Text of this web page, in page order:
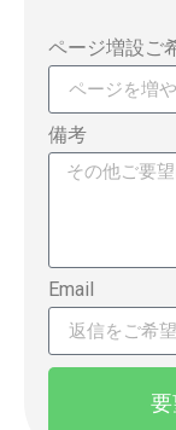
ページ増設ご
備考
Email